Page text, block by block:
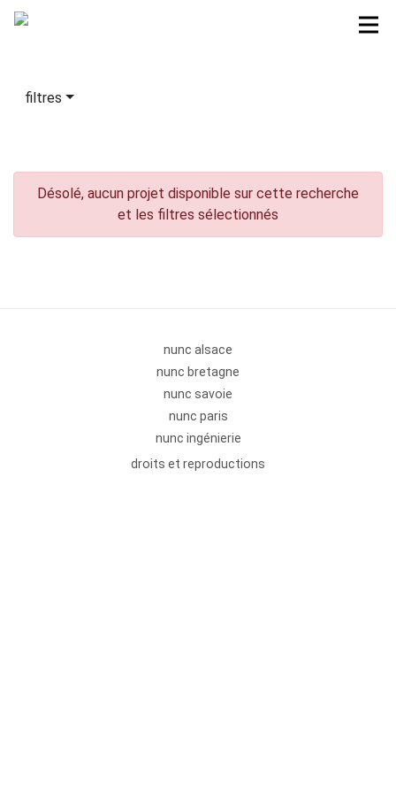
filtres
Désolé, aucun projet disponible sur cette recherche
et les filtres sélectionnés
nunc alsace
nunc bretagne
nunc savoie
nunc paris
nunc ingénierie
droits et reproductions